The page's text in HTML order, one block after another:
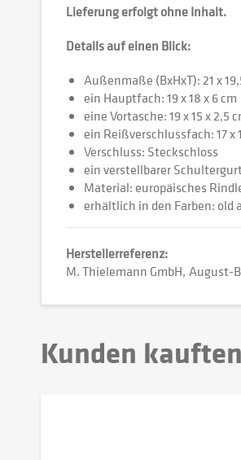
Lieferung erfolgt ohne Inhalt.
Details auf einen Blick:
Außenmaße (BxHxT): 21 x
ein Hauptfach: 19 x 18 x 6 cm
eine Vortasche: 19 x 15 x 2,5
ein Reißverschlussfach: 17 x
Verschluss: Steckschloss
ein verstellbarer
Material: europäisches
erhältlich in den Farben:
Herstellerreferenz:
M. Thielemann GmbH August-
Kunden